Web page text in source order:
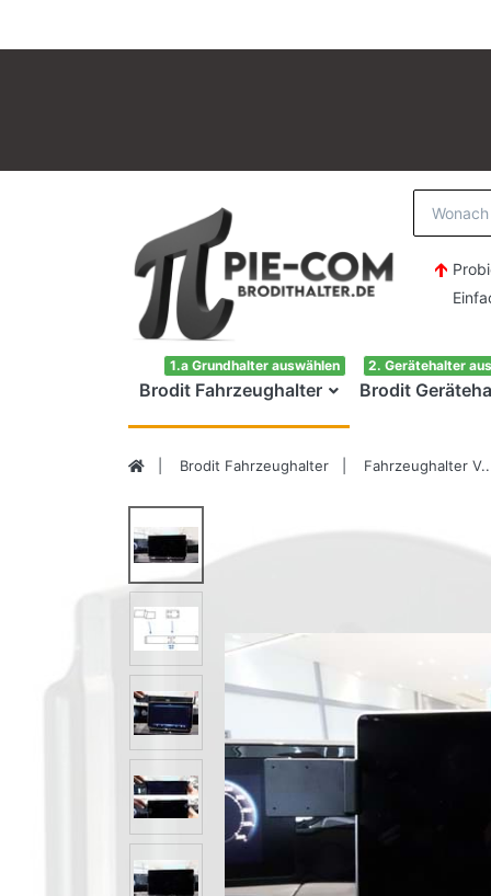
Einfach
Brodit Fahrzeughalter
1.a Grundhalter auswählen
Brodit
2. Gerätehalter
Brodit Fahrzeughalter Fahrzeughalter